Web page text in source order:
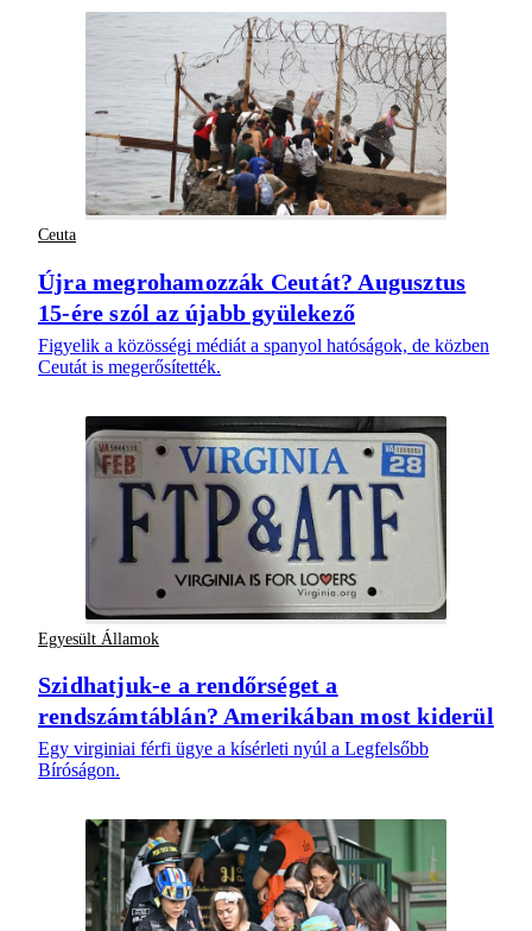
Ceuta
Újra megrohamozzák Ceutát? Augusztus
15-ére szól az újabb gyülekező
Figyelik a közösségi médiát a spanyol hatóságok, de közben
Ceutát is megerősítették.
Egyesült Államok
Szidhatjuk-e a rendőrséget a
rendszámtáblán? Amerikában most kiderül
Egy virginiai férfi ügye a kísérleti nyúl a Legfelsőbb
Bíróságon.